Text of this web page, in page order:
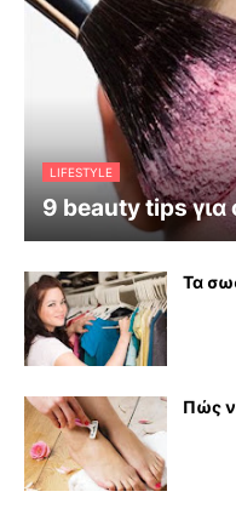
LIFESTYLE
9 beauty tips
Τα
Πώς